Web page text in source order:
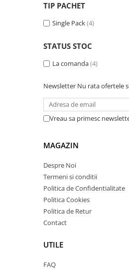
SSD enterprise
HDD enterprise
Solutii backup
Carcase HDD externe
Memorii USB
SD Card-uri
Accesorii tablete
Smartphone-uri
Accesorii telefoane
Smart Home
Camere supraveghere smart
Hub-uri smart
Termostate smart
TIP PACHET
Single Pack(4)
STATUS STOC
La comanda(4)
Newsletter Nu rata ofertele
Vreau sa primesc
MAGAZIN
Despre Noi
Termeni si conditii
Politica de Confidentialitate
Politica Cookies
Politica de Retur
Contact
UTILE
FAQ